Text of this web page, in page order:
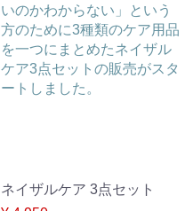
いのかわからない」という
方のために3種類のケア用品
を一つにまとめたネイザル
ケア3点セットの販売がスタ
ートしました。
ネイザルケア 3点セット